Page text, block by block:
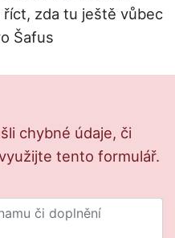
zda tu ještě vůbec
Šafus
chybné údaje, či
tento formulář.